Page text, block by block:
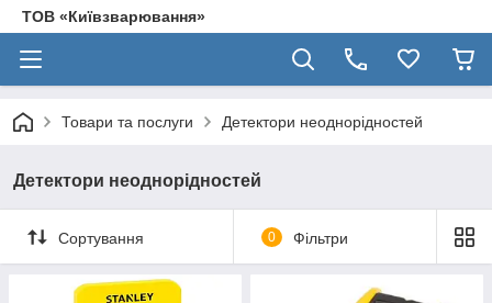
ТОВ «Київзварювання»
Товари та послуги Детектори неоднорідностей
Детектори неоднорідностей
Сортування 0 Фільтри